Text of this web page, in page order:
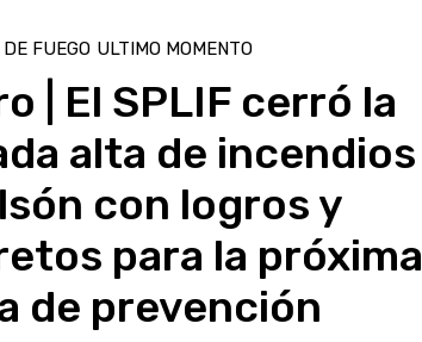
FUEGO ULTIMO MOMENTO
| El SPLIF cerró la
alta de incendios
con logros y
para la próxima
de prevención